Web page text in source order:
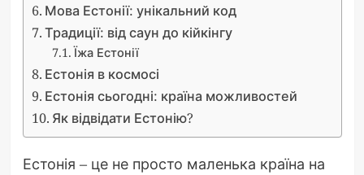
Мова Естонії: унікальний код
Традиції: від саун до кійкінгу
Їжа Естонії
Естонія в космосі
Естонія сьогодні: країна можливостей
Як відвідати Естонію?
Естонія – це не просто маленька країна на